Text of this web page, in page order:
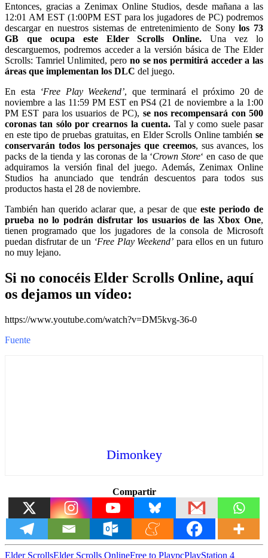
Entonces, gracias a Zenimax Online Studios, desde mañana a las
12:01 AM EST (1:00PM EST para los jugadores de PC) podremos
descargar en nuestros sistemas de entretenimiento de Sonylos 73
GB que ocupa este Elder Scrolls Online. Una vez lo
descarguemos, podremos acceder a la versión básica de The Elder
Scrolls: Tamriel Unlimited, pero no se nos permitirá acceder a las
áreas que implementan los DLC del juego.
En esta
‘Free Play Weekend’, que terminará el próximo 20 de
noviembre a las 11:59 PM EST en PS4 (21 de noviembre a la 1:00
PM EST para los usuarios de PC), se nos recompensará con 500
coronas tan sólo por crearnos la cuenta. Tal y como suele pasar
en este tipo de pruebas gratuitas, en Elder Scrolls Online también se
conservarán todos los personajes que creemos, sus avances, los
packs de la tienda y las coronas de la ‘Crown Store‘ en caso de que
adquiramos la versión final del juego. Además, Zenimax Online
Studios ha anunciado que tendrán descuentos para todos sus
productos hasta el 28 de noviembre.
También han querido aclarar que, a pesar de que este periodo de
prueba no lo podrán disfrutar los usuarios de las Xbox One,
tienen programado que los jugadores de la consola de Microsoft
puedan disfrutar de un ‘Free Play Weekend’ para ellos en un futuro
no muy lejano.
Si no conocéis Elder Scrolls Online, aquí
os dejamos un vídeo:
https://www.youtube.com/watch?v=DM5kvg-36-0
Fuente
Dimonkey
Compartir
Elder ScrollsElder Scrolls OnlineFree to PlaypcPlayStation 4